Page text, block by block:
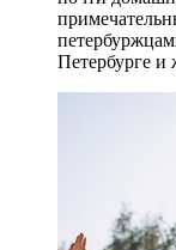
Петербурге и